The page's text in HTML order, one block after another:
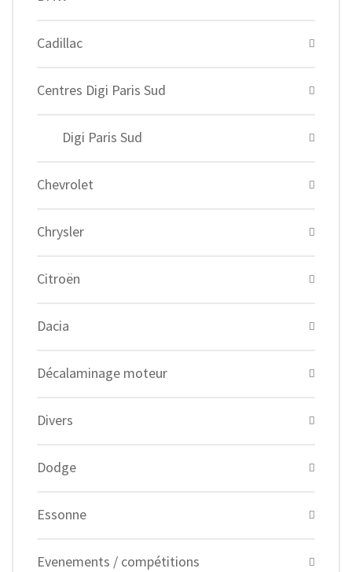
Cadillac
Centres Digi Paris Sud
Digi Paris Sud
Chevrolet
Chrysler
Citroën
Dacia
Décalaminage moteur
Divers
Dodge
Essonne
Evenements / compétitions